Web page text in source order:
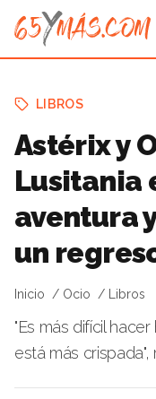
LIBROS
Astérix y
Lusitania
aventura
un
Inicio Ocio Libros
"Es más difícil
está más